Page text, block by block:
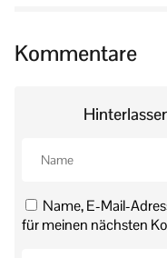
Kommentare
Name, E-Mail-
für meinen nächsten